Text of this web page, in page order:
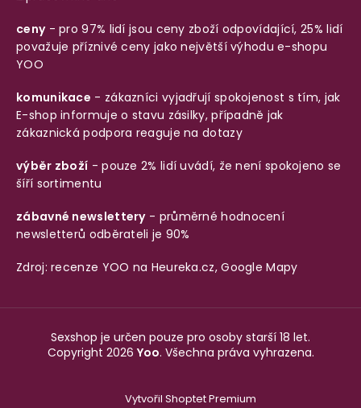
ceny- pro 97% lidí jsou ceny zboží odpovídající, 25% lidí
považuje příznivé ceny jako největší výhodu e-shopu
YOO
komunikace - zákazníci vyjadřují spokojenost s tím, jak
E-shop informuje o stavu zásilky, případně jak
zákaznická podpora reaguje na dotazy
výběr zboží - pouze 2% lidí uvádí, že není spokojeno se
šíří sortimentu
zábavné newslettery- průměrné hodnocení
newsletterů odběrateli je 90%
Zdroj: recenze YOO na Heureka.cz,Google Mapy
Vytvořil Shoptet Premium
Sexshop je určen pouze pro osoby starší 18 let.
Copyright 2026 Yoo. Všechna práva vyhrazena.